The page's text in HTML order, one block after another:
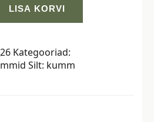
LISA KORVI
Kategooriad:
Silt: kumm